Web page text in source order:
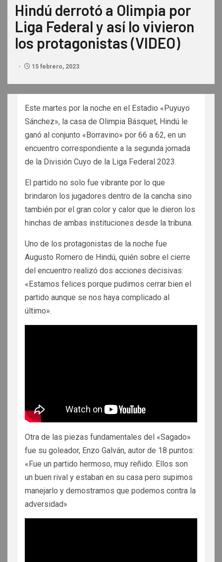
Hindú derrotó a Olimpia por
Liga Federal y así lo vivieron
los protagonistas (VIDEO)
15 febrero, 2023
Este martes por la noche en el Estadio «Puyuyo
Sánchez», la casa de Olimpia Básquet, Hindú le
ganó al conjunto «Borravino» por 66 a 62, en un
encuentro correspondiente a la segunda jornada
de la División Cuyo de la Liga Federal 2023.
El partido no solo fue vibrante por lo que
brindaron los jugadores dentro de la cancha sino
también por el gran color y calor que le dieron los
hinchas de ambas instituciones desde la tribuna.
Uno de los protagonistas de la noche fue
Augusto Romero de Hindú, quién sobre el cierre
del encuentro realizó dos acciones decisivas:
«Estamos felices porque pudimos cerrar bien el
partido aunque se nos haya complicado al
último».
Otra de las piezas fundamentales del «Sagado»
fue su goleador, Enzo Galván, autor de 18 puntos:
«Fue un partido hermoso, muy reñido. Ellos son
un buen rival y estaban en su casa pero supimos
manejarlo y demostramos que podemos contra la
adversidad»